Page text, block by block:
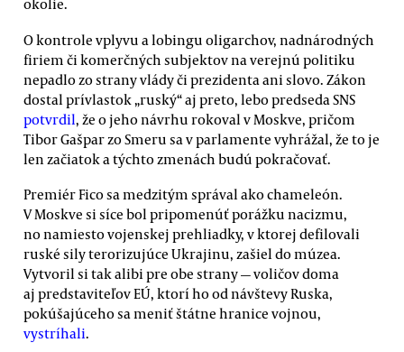
okolie.
O kontrole vplyvu a lobingu oligarchov, nadnárodných
firiem či komerčných subjektov na verejnú politiku
nepadlo zo strany vlády či prezidenta ani slovo. Zákon
dostal prívlastok „ruský“ aj preto, lebo predseda SNS
potvrdil, že o jeho návrhu rokoval v Moskve, pričom
Tibor Gašpar zo Smeru sa v parlamente vyhrážal, že to je
len začiatok a týchto zmenách budú pokračovať.
Premiér Fico sa medzitým správal ako chameleón.
V Moskve si síce bol pripomenúť porážku nacizmu,
no namiesto vojenskej prehliadky, v ktorej defilovali
ruské sily terorizujúce Ukrajinu, zašiel do múzea.
Vytvoril si tak alibi pre obe strany — voličov doma
aj predstaviteľov EÚ, ktorí ho od návštevy Ruska,
pokúšajúceho sa meniť štátne hranice vojnou,
vystríhali.